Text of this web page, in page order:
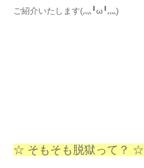
ご紹介いたします(灬╹ω╹灬)
☆ そもそも脱獄って？ ☆